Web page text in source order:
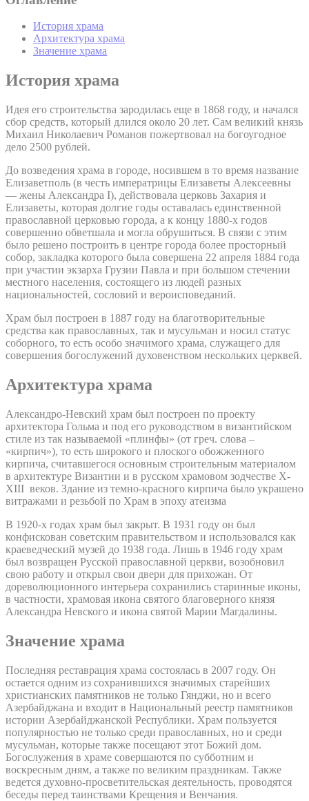
История храма
Архитектура храма
Значение храма
История храма
Идея его строительства зародилась еще в 1868 году, и начался
сбор средств, который длился около 20 лет. Сам великий князь
Михаил Николаевич Романов пожертвовал на богоугодное
дело 2500 рублей.
До возведения храма в городе, носившем в то время название
Елизаветполь (в честь императрицы Елизаветы Алексеевны
— жены Александра I), действовала церковь Захария и
Елизаветы, которая долгие годы оставалась единственной
православной церковью города, а к концу 1880-х годов
совершенно обветшала и могла обрушиться. В связи с этим
было решено построить в центре города более просторный
собор, закладка которого была совершена 22 апреля 1884 года
при участии экзарха Грузии Павла и при большом стечении
местного населения, состоящего из людей разных
национальностей, сословий и вероисповеданий.
Храм был построен в 1887 году на благотворительные
средства как православных, так и мусульман и носил статус
соборного, то есть особо значимого храма, служащего для
совершения богослужений духовенством нескольких церквей.
Архитектура храма
Александро-Невский храм был построен по проекту
архитектора Гольма и под его руководством в византийском
стиле из так называемой «плинфы» (от греч. слова –
«кирпич»), то есть широкого и плоского обожженного
кирпича, считавшегося основным строительным материалом
в архитектуре Византии и в русском храмовом зодчестве X-
XIII веков. Здание из темно-красного кирпича было украшено
витражами и резьбой по Храм в эпоху атеизма
В 1920-х годах храм был закрыт. В 1931 году он был
конфискован советским правительством и использовался как
краеведческий музей до 1938 года. Лишь в 1946 году храм
был возвращен Русской православной церкви, возобновил
свою работу и открыл свои двери для прихожан. От
дореволюционного интерьера сохранились старинные иконы,
в частности, храмовая икона святого благоверного князя
Александра Невского и икона святой Марии Магдалины.
Значение храма
Последняя реставрация храма состоялась в 2007 году. Он
остается одним из сохранившихся значимых старейших
христианских памятников не только Гянджи, но и всего
Азербайджана и входит в Национальный реестр памятников
истории Азербайджанской Республики. Храм пользуется
популярностью не только среди православных, но и среди
мусульман, которые также посещают этот Божий дом.
Богослужения в храме совершаются по субботним и
воскресным дням, а также по великим праздникам. Также
ведется духовно-просветительская деятельность, проводятся
беседы перед таинствами Крещения и Венчания.